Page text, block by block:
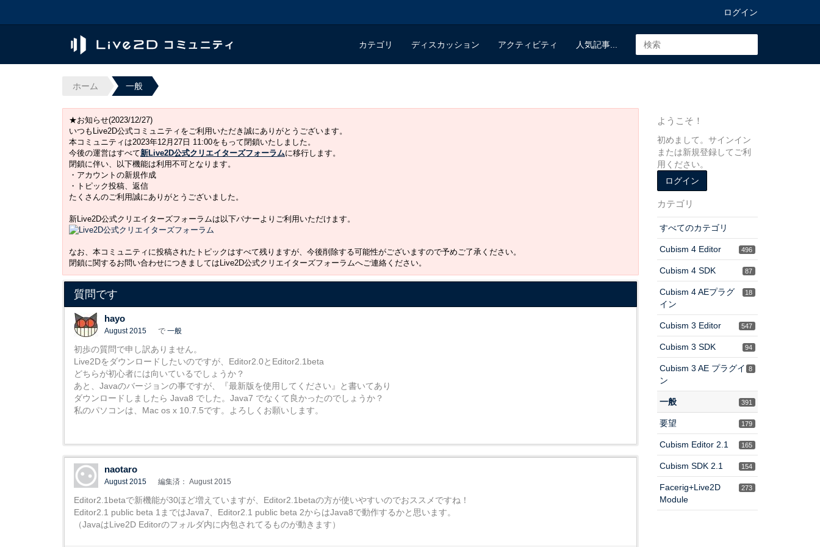
ログイン
カテゴリ ディスカッション アクティビティ 人気記事...
ホーム 一般
★お知らせ(2023/12/27)
いつもLive2D公式コミュニティをご利用いただき誠にありがとうございます。
本コミュニティは2023年12月27日 11:00をもって閉鎖いたしました。
今後の運営はすべて新Live2D公式クリエイターズフォーラムに移行します。
閉鎖に伴い、以下機能は利用不可となります。
・アカウントの新規作成
・トピック投稿、返信
たくさんのご利用誠にありがとうございました。
新Live2D公式クリエイターズフォーラムは以下バナーよりご利用いただけます。
なお、本コミュニティに投稿されたトピックはすべて残りますが、今後削除する可能性がございますので予めご了承ください。
閉鎖に関するお問い合わせにつきましてはLive2D公式クリエイターズフォーラムへご連絡ください。
質問です
hayo
August 2015 で 一般
初歩の質問で申し訳ありません。
Live2Dをダウンロードしたいのですが、Editor2.0とEditor2.1beta
どちらが初心者には向いているでしょうか？
あと、Javaのバージョンの事ですが、『最新版を使用してください』と書いてあり
ダウンロードしましたら Java8 でした。Java7 でなくて良かったのでしょうか？
私のパソコンは、Mac os x 10.7.5です。よろしくお願いします。
naotaro
August 2015 編集済： August 2015
Editor2.1betaで新機能が30ほど増えていますが、Editor2.1betaの方が使いやすいのでおススメですね！
Editor2.1 public beta 1まではJava7、Editor2.1 public beta 2からはJava8で動作するかと思います。
（JavaはLive2D Editorのフォルダ内に内包されてるものが動きます）
ようこそ！
初めまして。サインイン
または新規登録してご利
用ください。
ログイン
カテゴリ
すべてのカテゴリ
496
Cubism 4 Editor
87
Cubism 4 SDK
18
Cubism 4 AEプラグ
イン
547
Cubism 3 Editor
94
Cubism 3 SDK
8
Cubism 3 AE プラグイ
ン
391
一般
179
要望
165
Cubism Editor 2.1
154
Cubism SDK 2.1
273
Facerig+Live2D
Module